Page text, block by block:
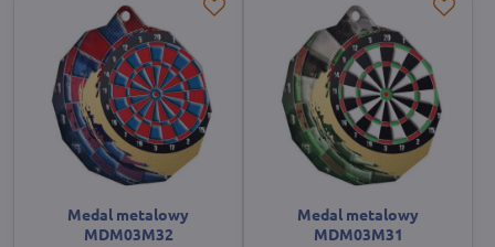
Medal metalowy
MDM03M32
Medal metalowy
MDM03M31